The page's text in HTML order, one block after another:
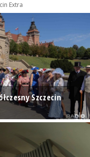
Extra
Szczecin